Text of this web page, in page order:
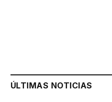
ÚLTIMAS NOTICIAS